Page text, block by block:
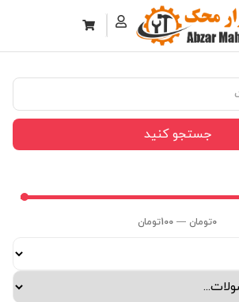
جستجو کنید
0تومان —
100تومان